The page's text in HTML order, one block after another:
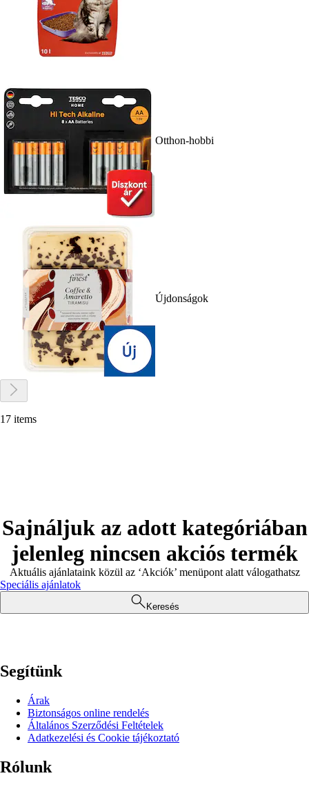
Otthon-hobbi
Újdonságok
17 items
Sajnáljuk az adott kategóriában
jelenleg nincsen akciós termék
Aktuális ajánlataink közül az ‘Akciók’ menüpont alatt válogathatsz
Speciális ajánlatok
Keresés
Segítünk
Árak
Biztonságos online rendelés
Általános Szerződési Feltételek
Adatkezelési és Cookie tájékoztató
Rólunk